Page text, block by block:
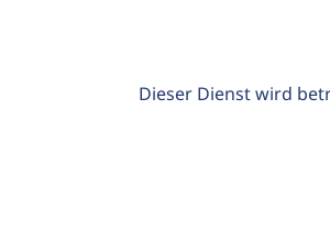
Dieser Dienst wird